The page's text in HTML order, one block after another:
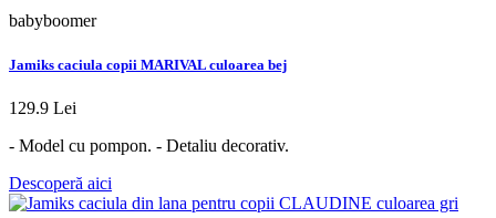
babyboomer
Jamiks caciula copii MARIVAL culoarea bej
129.9 Lei
- Model cu pompon. - Detaliu decorativ.
Descoperă aici